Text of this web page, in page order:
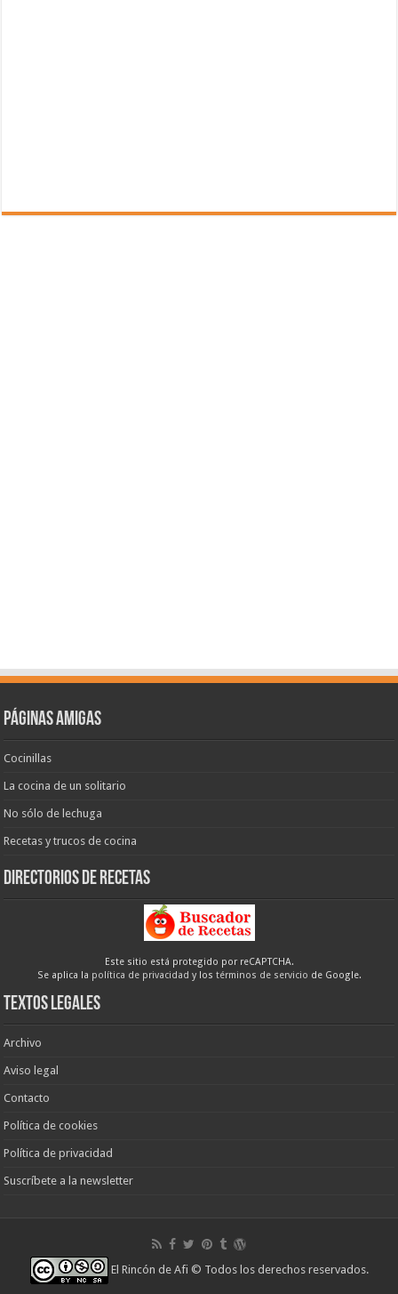
Páginas amigas
Cocinillas
La cocina de un solitario
No sólo de lechuga
Recetas y trucos de cocina
Directorios de recetas
Este sitio está protegido por reCAPTCHA.
Se aplica la política de privacidad y los términos de servicio de Google.
Textos legales
Archivo
Aviso legal
Contacto
Política de cookies
Política de privacidad
Suscríbete a la newsletter
El Rincón de Afi © Todos los derechos reservados.